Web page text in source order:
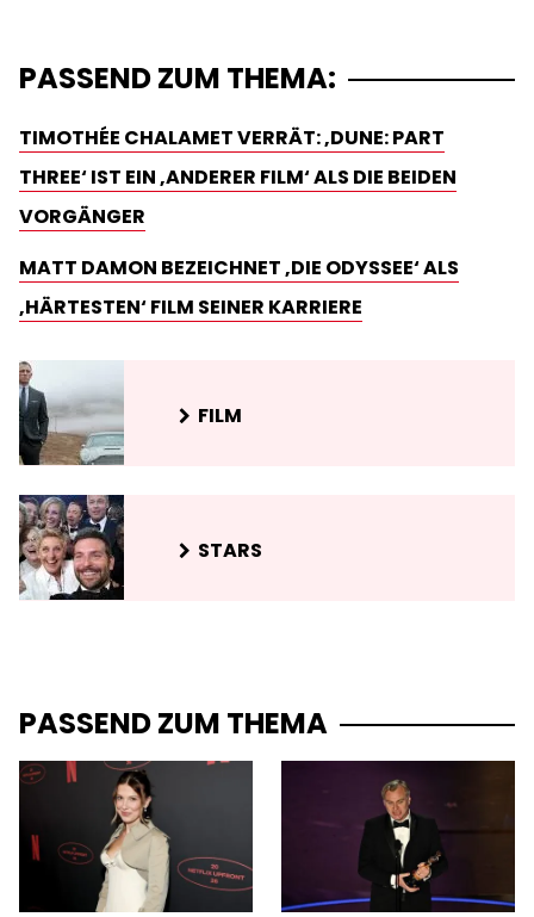
PASSEND ZUM THEMA:
TIMOTHÉE CHALAMET VERRÄT: ‚DUNE: PART
THREE‘ IST EIN ‚ANDERER FILM‘ ALS DIE BEIDEN
VORGÄNGER
MATT DAMON BEZEICHNET ‚DIE ODYSSEE‘ ALS
‚HÄRTESTEN‘ FILM SEINER KARRIERE
FILM
STARS
PASSEND ZUM THEMA